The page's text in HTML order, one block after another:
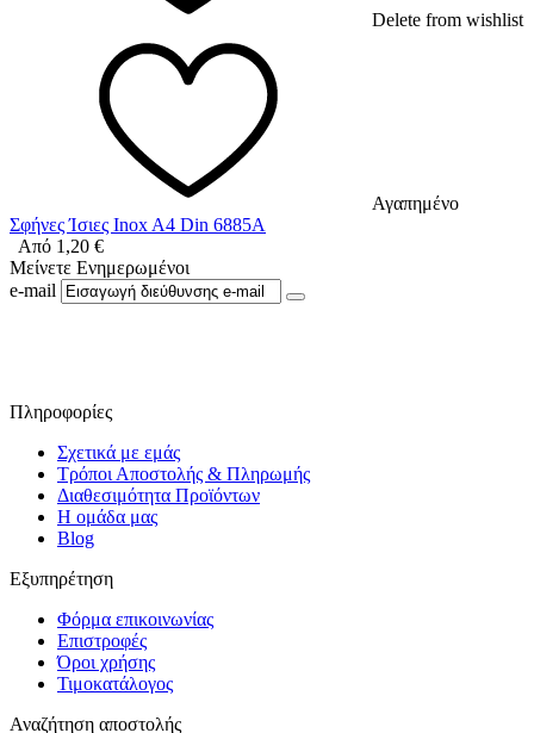
Delete from wishlist
Αγαπημένο
Σφήνες Ίσιες Inox A4 Din 6885A
Από 1,20 €
Μείνετε Ενημερωμένοι
e-mail
Πληροφορίες
Σχετικά με εμάς
Τρόποι Αποστολής & Πληρωμής
Διαθεσιμότητα Προϊόντων
Η ομάδα μας
Blog
Εξυπηρέτηση
Φόρμα επικοινωνίας
Επιστροφές
Όροι χρήσης
Τιμοκατάλογος
Αναζήτηση αποστολής